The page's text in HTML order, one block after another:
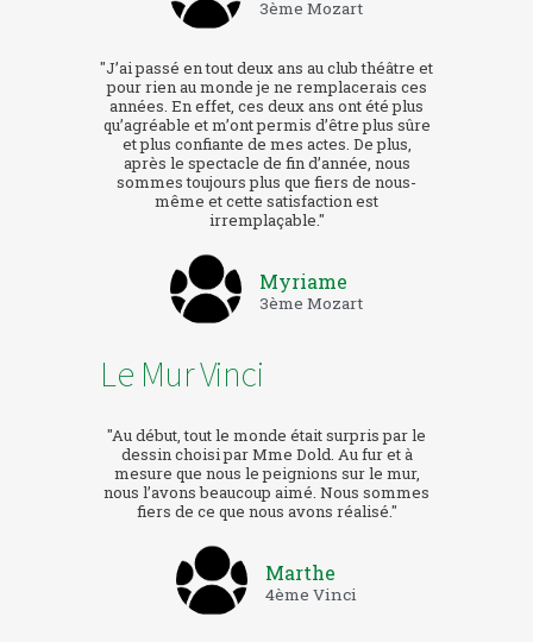
3ème Mozart
"J’ai passé en tout deux ans au club théâtre et
pour rien au monde je ne remplacerais ces
années. En effet, ces deux ans ont été plus
qu’agréable et m’ont permis d’être plus sûre
et plus confiante de mes actes. De plus,
après le spectacle de fin d’année, nous
sommes toujours plus que fiers de nous-
même et cette satisfaction est
irremplaçable."
Myriame
3ème Mozart
Le Mur Vinci
"Au début, tout le monde était surpris par le
dessin choisi par Mme Dold. Au fur et à
mesure que nous le peignions sur le mur,
nous l’avons beaucoup aimé. Nous sommes
fiers de ce que nous avons réalisé."
Marthe
4ème Vinci